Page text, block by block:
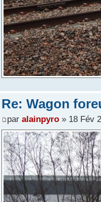
Re: Wagon
par alainpyro» 18 Fév